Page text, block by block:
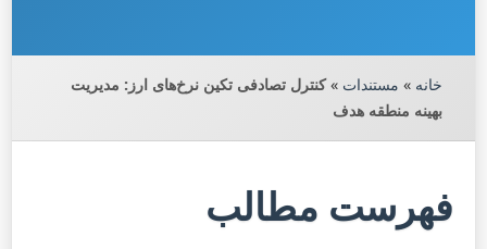
خانه » مستندات »کنترل تصادفی تکین نرخ‌های ارز: مدیریت
بهینه منطقه هدف
فهرست مطالب